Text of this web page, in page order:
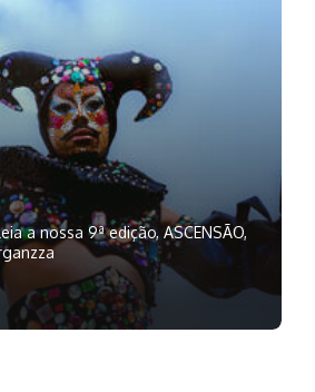
a nossa 9ª edição, ASCENSÃO,